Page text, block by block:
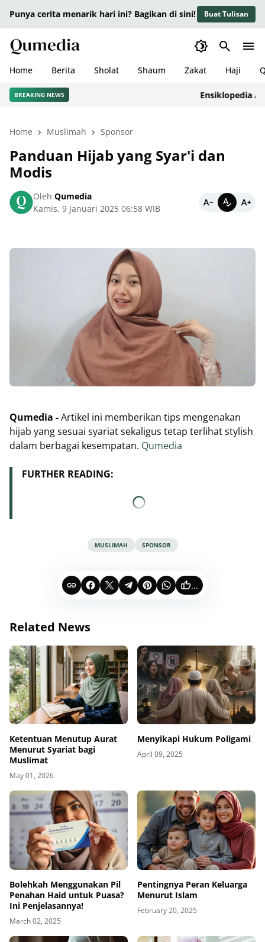
Punya cerita menarik hari ini? Bagikan di sini! Buat Tulisan
Home Berita Sholat Shaum Zakat Haji
BREAKING NEWS Ensiklopedia
Home Muslimah Sponsor
Panduan Hijab yang Syar'i dan
Modis
Oleh Qumedia
Kamis, 9 Januari 2025 06:58 WIB
Qumedia -Artikel ini memberikan tips mengenakan
hijab yang sesuai syariat sekaligus tetap terlihat stylish
dalam berbagai kesempatan. Qumedia
FURTHER READING:
MUSLIMAH SPONSOR
...
Related News
Ketentuan Menutup Aurat
Menurut Syariat bagi
Muslimat
May 01, 2026
Menyikapi Hukum Poligami
April 09, 2025
Bolehkah Menggunakan Pil
Penahan Haid untuk Puasa?
Ini Penjelasannya!
March 02, 2025
Pentingnya Peran Keluarga
Menurut Islam
February 20, 2025